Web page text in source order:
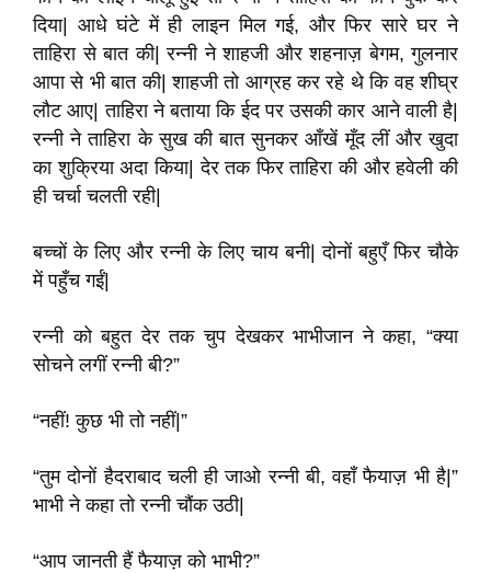
दिया| आधे घंटे में ही लाइन मिल गई, और फिर सारे घर ने
ताहिरा से बात की| रन्नी ने शाहजी और शहनाज़ बेगम, गुलनार
आपा से भी बात की| शाहजी तो आग्रह कर रहे थे कि वह शीघ्र
लौट आए| ताहिरा ने बताया कि ईद पर उसकी कार आने वाली है|
रन्नी ने ताहिरा के सुख की बात सुनकर आँखें मूँद लीं और खुदा
का शुक्रिया अदा किया| देर तक फिर ताहिरा की और हवेली की
ही चर्चा चलती रही|
बच्चों के लिए और रन्नी के लिए चाय बनी| दोनों बहुएँ फिर चौके
में पहुँच गईं|
रन्नी को बहुत देर तक चुप देखकर भाभीजान ने कहा, “क्या
सोचने लगीं रन्नी बी?”
“नहीं! कुछ भी तो नहीं|”
“तुम दोनों हैदराबाद चली ही जाओ रन्नी बी, वहाँ फैयाज़ भी है|”
भाभी ने कहा तो रन्नी चौंक उठी|
“आप जानती हैं फैयाज़ को भाभी?”